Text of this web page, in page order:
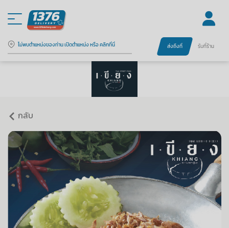
ไม่พบตำแหน่งของท่าน เปิดตำแหน่ง หรือ คลิกที่นี่ ส่งถึงที่ รับที่ร้าน
กลับ